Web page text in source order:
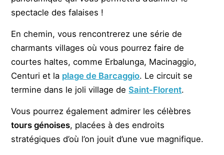
spectacle des falaises !
En chemin, vous rencontrerez une série de
charmants villages où vous pourrez faire de
courtes haltes, comme Erbalunga, Macinaggio,
Centuri et la plage de Barcaggio. Le circuit se
termine dans le joli village deSaint-Florent.
Vous pourrez également admirer les célèbres
tours génoises, placées à des endroits
stratégiques d’où l’on jouit d’une vue magnifique.